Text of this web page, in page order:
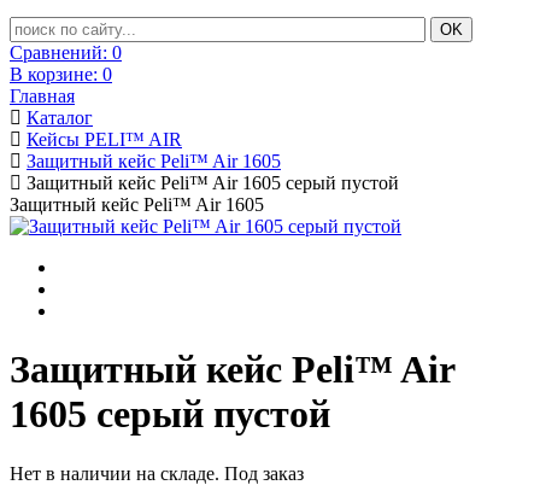
Сравнений: 0
В корзине: 0
Главная
Каталог
Кейсы PELI™ AIR
Защитный кейс Peli™ Air 1605
Защитный кейс Peli™ Air 1605 серый пустой
Защитный кейс Peli™ Air 1605
Защитный кейс Peli™ Air
1605 серый пустой
Нет в наличии на складе. Под заказ